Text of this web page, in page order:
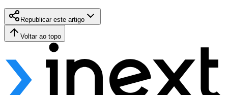
Republicar este artigo
Voltar ao topo